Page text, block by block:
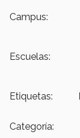
Campus:
Escuelas:
Etiquetas:
Categoría: